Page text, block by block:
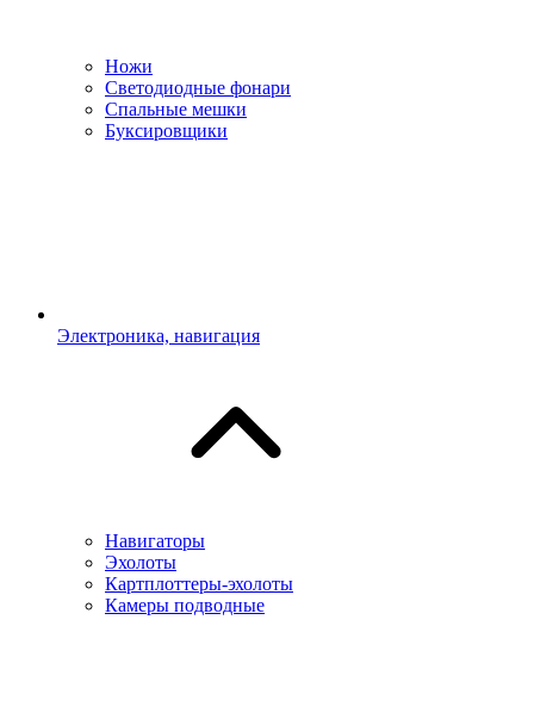
Ножи
Светодиодные фонари
Спальные мешки
Буксировщики
Электроника, навигация
Навигаторы
Эхолоты
Картплоттеры-эхолоты
Камеры подводные